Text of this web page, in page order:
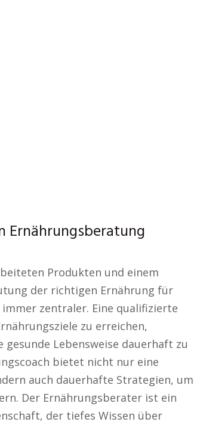
Ernährungsberatung
Produkten und einem
der richtigen Ernährung für
zentraler. Eine qualifizierte
zu erreichen,
Lebensweise dauerhaft zu
bietet nicht nur eine
auch dauerhafte Strategien, um
Der Ernährungsberater ist ein
der tiefes Wissen über